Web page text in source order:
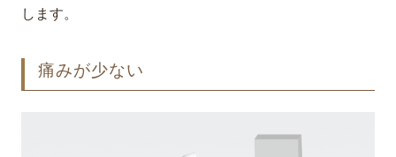
します。
痛みが少ない